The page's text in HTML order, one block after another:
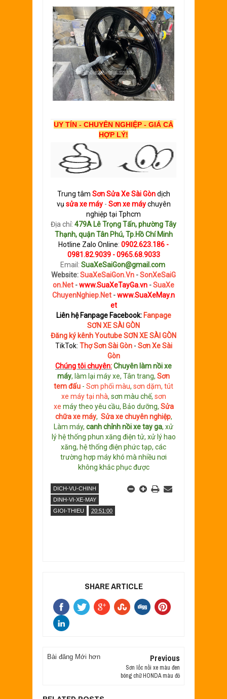
UY TÍN - CHUYÊN NGHIỆP - GIÁ CẢ
HỢP LÝ!
Trung tâm Sơn Sửa Xe Sài Gòn dịch
vụ sửa xe máy- Sơn xe máy chuyên
nghiệp tại Tphcm
Địa chỉ: 479A Lê Trọng Tấn, phường Tây
Thạnh, quận Tân Phú, Tp.Hồ Chí Minh
Hotline Zalo Online: 0902.623.186 -
0981.82.9039 - 0965.68.9033
Email: SuaXeSaiGon@gmail.com
Website:SuaXeSaiGon.Vn -SonXeSaiG
on.Net -www.SuaXeTayGa.vn -SuaXe
ChuyenNghiep.Net -www.SuaXeMay.n
et
Liên hệ Fanpage Facebook: Fanpage
SƠN XE SÀI GÒN
Đăng ký kênh Youtube SƠN XE SÀI GÒN
TikTok: Thợ Sơn Sài Gòn- Sơn Xe Sài
Gòn
Chúng tôi chuyên:Chuyên làm nồi xe
máy, làm lại máy xe, Tân trang, Sơn
tem đấu - Sơn phối màu, sơn dặm, tút
xe máy tại nhà, sơn màu chế, sơn
xe máy theo yêu cầu, Bảo dưỡng, Sửa
chữa xe máy, Sửa xe chuyên nghiệp,
Làm máy, canh chỉnh nồi xe tay ga, xử
lý hệ thống phun xăng điện tử, xử lý hao
xăng, hệ thống điện phức tạp, các
trường hợp máy khó mà nhiều nơi
không khắc phục được
DICH-VU-CHINH
DINH-VI-XE-MAY
GIOI-THIEU
20:51:00
SHARE ARTICLE
Bài đăng Mới hơn Previous
Sơn lốc nồi xe màu đen
bóng chữ HONDA màu đỏ